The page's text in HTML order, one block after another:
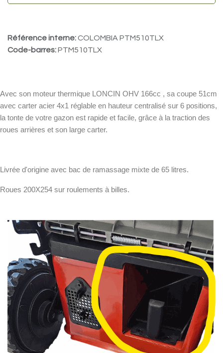
Référence interne: COLOMBIA PTM510TLX
Code-barres:PTM510TLX
Avec son moteur thermique LONCIN OHV 166cc , sa coupe 51cm
avec carter acier 4x1 réglable en hauteur centralisé sur 6 positions,
la tonte de votre gazon est rapide et facile, grâce à la traction des
roues arrières et son large carter.
Livrée d'origine avec bac de ramassage mixte de 65 litres.
Roues 200X254 sur roulements à billes.